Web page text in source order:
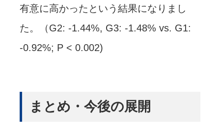
有意に高かったという結果になりまし
た。（G2: -1.44%, G3: -1.48% vs. G1:
-0.92%; P < 0.002)
まとめ・今後の展開